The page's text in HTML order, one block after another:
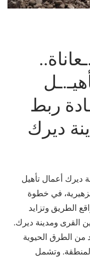
ربط
ديرك
أعمال تأهيل
في خطوة
الطريق وتزايد
القرى ومدينة ديرك.
ويعد من الطرق الحيوية
وتشمل